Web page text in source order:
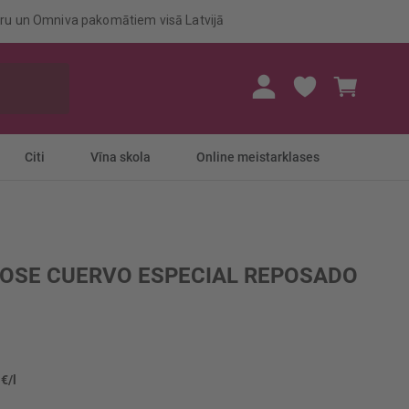
un Omniva pakomātiem visā Latvijā
Citi Vīna skola Online meistarklases
CUERVO ESPECIAL REPOSADO
l